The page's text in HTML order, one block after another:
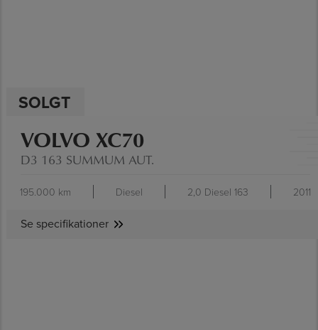
SOLGT
VOLVO XC70
D3 163 SUMMUM AUT.
195.000 km Diesel 2,0 Diesel 163 2011
Se specifikationer